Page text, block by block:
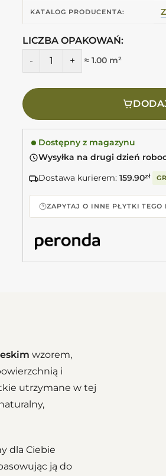
KATALOG PRODUCENTA:
LICZBA OPAKOWAŃ:
ilość Peronda Fs YARD BLUE
≈ 1.00 m²
Dostępny z magazynu
Wysyłka na drugi dzień
Dostawa kurierem: 159.90zł
ZAPYTAJ O INNE PŁYTKI TEGO
wzorem,
i
utrzymane w tej
dla Ciebie
ją do